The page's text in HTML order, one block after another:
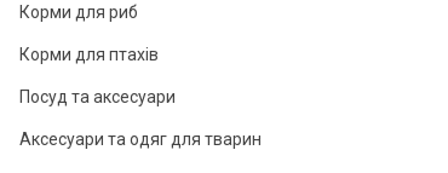
Корми для риб
Корми для птахів
Посуд та аксесуари
Аксесуари та одяг для тварин